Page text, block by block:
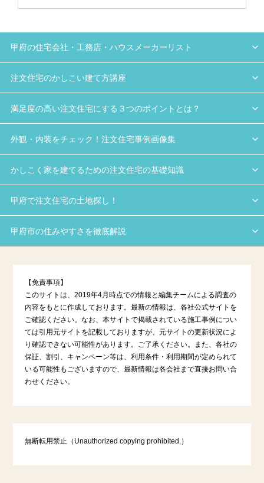
甲府の住宅会社・工務店・ハウスメーカーリスト
注文住宅のかしこい建て方講座
満足度の高い注文住宅にする３つのポイントとは？
外観・内装をチェック！注文住宅事例画像集
かしこく家を建てるための注文住宅の基礎知識
甲府で注文住宅の土地探し！
甲府市の住みやすさを徹底解説
【免責事項】
このサイトは、2019年4月時点での情報と編集チームによる調査の
内容をもとに作成しております。最新の情報は、各社公式サイトを
ご確認ください。なお、本サイトで掲載されている施工事例につい
ては引用元サイトを記載しておりますが、元サイトの更新状況によ
り確認できない可能性があります。ご了承ください。また、各社の
保証、割引、キャンペーン等は、利用条件・利用期間が定められて
いる可能性もございますので、最新情報は各会社まで直接お問い合
わせください。
無断転用禁止（Unauthorized copying prohibited.）